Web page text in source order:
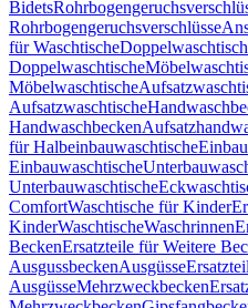
Bidets
Rohrbogengeruchsverschlüsse
für Waschtische
Doppelwaschtische
Möbelwaschtische
Aufsatzwaschtische
Handwaschbecken
für Halbeinbauwaschtische
Einbauwaschtische
Unterbauwaschtische
ComfortWaschtische für Kinder
KinderWaschtischeWaschrinnen
BeckenErsatzteile für Weitere
AusgussbeckenAusgüsse
AusgüsseMehrzweckbecken